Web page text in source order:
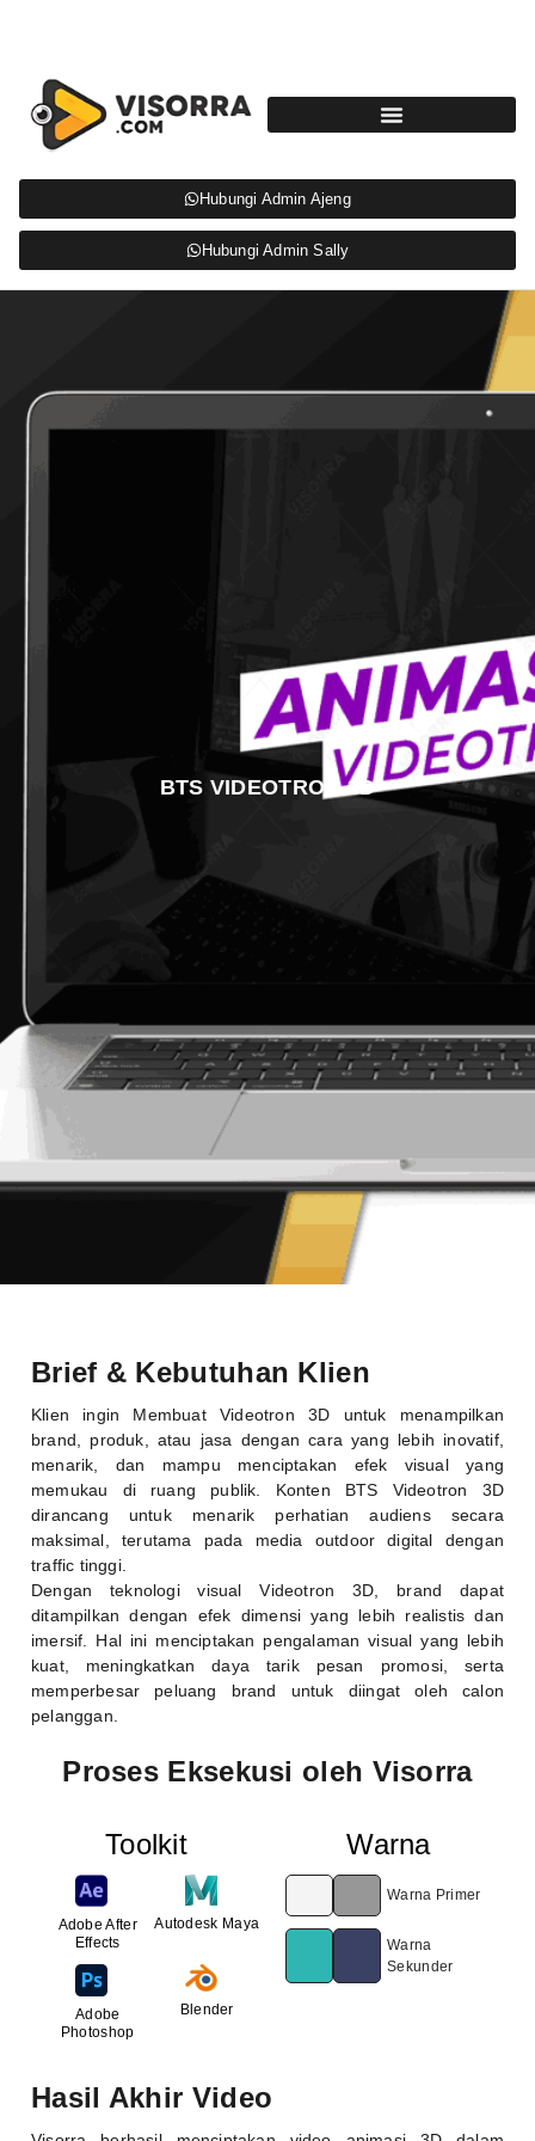
Hubungi Admin Ajeng
Hubungi Admin Sally
BTS VIDEOTRON 3D
Brief & Kebutuhan Klien
Klien ingin Membuat Videotron 3D untuk menampilkan
brand, produk, atau jasa dengan cara yang lebih inovatif,
menarik, dan mampu menciptakan efek visual yang
memukau di ruang publik. Konten BTS Videotron 3D
dirancang untuk menarik perhatian audiens secara
maksimal, terutama pada media outdoor digital dengan
traffic tinggi.
Dengan teknologi visual Videotron 3D, brand dapat
ditampilkan dengan efek dimensi yang lebih realistis dan
imersif. Hal ini menciptakan pengalaman visual yang lebih
kuat, meningkatkan daya tarik pesan promosi, serta
memperbesar peluang brand untuk diingat oleh calon
pelanggan.
Proses Eksekusi oleh Visorra
Toolkit
Adobe After
Effects
Autodesk Maya
Adobe
Photoshop
Blender
Warna
Warna Primer
Warna
Sekunder
Hasil Akhir Video